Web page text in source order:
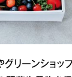
リーンショッ